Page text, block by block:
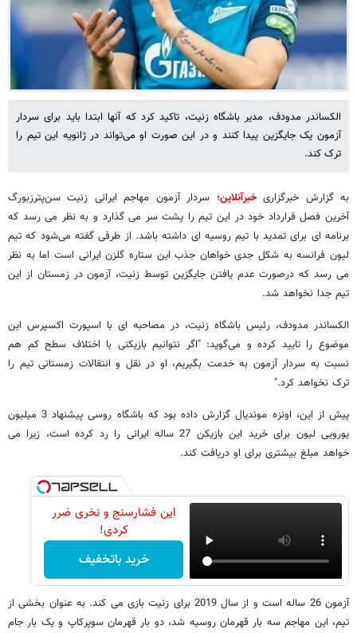
الکساندر مدودف، مدیر باشگاه زنیت، تاکید کرد که آنها ابتدا باید برای سردار
آزمون یک جایگزین پیدا کنند و در این صورت او می‌تواند در ژانویه این تیم را
ترک کند.
به گزارش خبرگزاریخبرآنلاین؛ سردار آزمون مهاجم ایرانی زنیت سن‌پترزبورگ
آخرین فصل قرارداد خود در این تیم را پشت سر می گذارد و به نظر می رسد که
برنامه ای برای تمدید با تیم روسیه ای داشته باشد. از طرفی گفته می‌شود که تیم
لیون فرانسه به شکل جدی خواهان جذب این ستاره گلزن ایرانی است اما به نظر
می رسد که درصورت عدم یافتن جایگزین توسط زنیت، آزمون در زمستان از این
تیم جدا نخواهد شد.
الکساندر مدودف، رئیس باشگاه زنیت، در مصاحبه ای با اسپورت اکسپرس این
موضوع را تایید کرده و می‌گوید: "اگر نتوانیم بازیکنی با اختلاف سطح کم هم
نسبت به سردار آزمون به خدمت بگیریم، او در نقل و انتقالات زمستانی تیم را
ترک نخواهد کرد."
پیش از این، اونزه موندیال گزارش داده بود که باشگاه روسی پیشنهاد 3 میلیون
یورویی لیون برای خرید این بازیکن 27 ساله ایرانی را رد کرده است، زیرا می
خواهد مبلغ بیشتری برای او دریافت کند.
این فشارسنج و نخری ضرر
کردی!
خرید باتخفیف
آزمون 26 ساله است و از سال 2019 برای زنیت بازی می کند. به عنوان بخشی از
تیم، این مهاجم سه بار قهرمان روسیه شد، دو بار قهرمان سوپرکاپ و یک بار جام